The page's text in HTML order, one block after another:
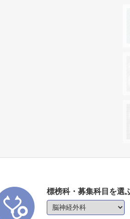
標榜科・募集科目を選